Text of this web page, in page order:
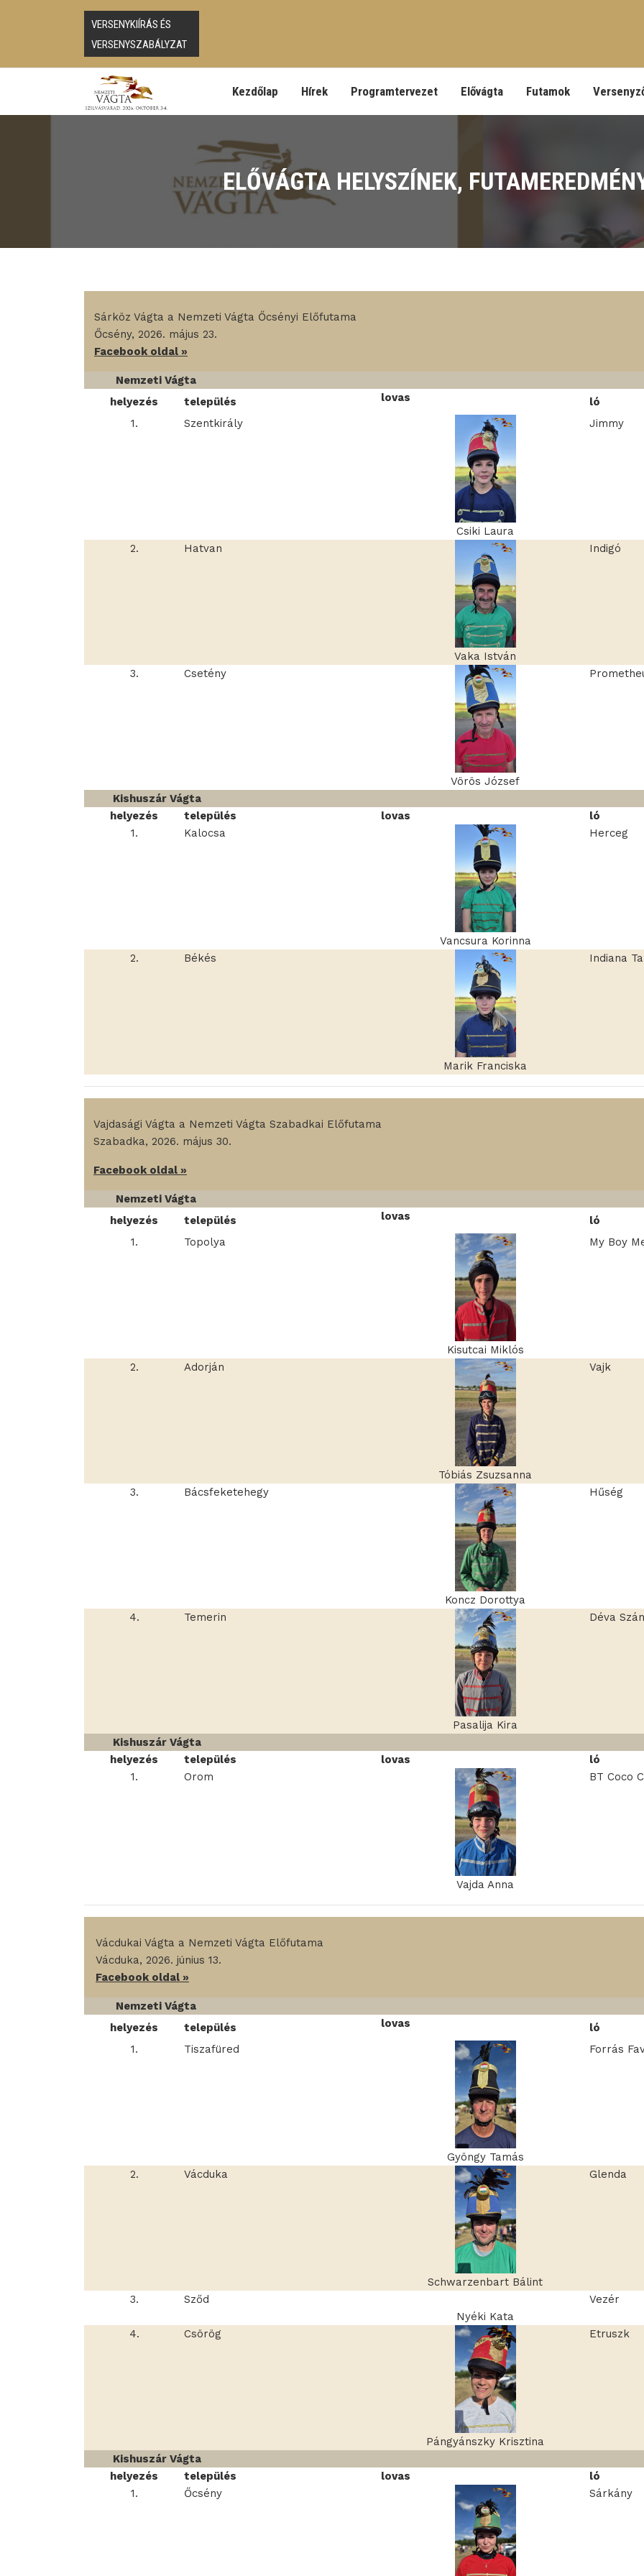
VERSENYKIÍRÁS ÉS
VERSENYSZABÁLYZAT
Kezdőlap Hírek Programtervezet Elővágta Futamok
ELŐVÁGTA HELYSZÍNEK,
Sárköz Vágta a Nemzeti Vágta Őcsényi Előfutama
Őcsény, 2026. május 23.
Facebook oldal »
Nemzeti Vágta
helyezés
település lovas
ló
1.
Szentkirály
Csiki Laura
Jimmy
2. Hatvan
Vaka István
Indigó
3. Csetény
Vörös József
Kishuszár Vágta
helyezés
település lovas
ló
1.
Kalocsa
Vancsura Korinna
Herceg
2. Békés
Marik Franciska
Indiana
Vajdasági Vágta a Nemzeti Vágta Szabadkai Előfutama
Szabadka, 2026. május 30.
Facebook oldal »
Nemzeti Vágta
helyezés
település lovas
ló
1.
Topolya
Kisutcai Miklós
My Boy
2. Adorján
Tóbiás Zsuzsanna
Vajk
3. Bácsfeketehegy
Koncz Dorottya
Hűség
4. Temerin
Pasalija Kira
Déva
Kishuszár Vágta
helyezés
település lovas
ló
1.
Orom
Vajda Anna
BT Coco
Vácdukai Vágta a Nemzeti Vágta Előfutama
Vácduka, 2026. június 13.
Facebook oldal »
Nemzeti Vágta
helyezés
település lovas
ló
1.
Tiszafüred
Gyöngy Tamás
Forrás
2. Vácduka
Schwarzenbart Bálint
Glenda
3.
Sződ
Nyéki Kata
Vezér
4. Csörög
Pángyánszky Krisztina
Etruszk
Kishuszár Vágta
helyezés
település lovas
ló
1.
Őcsény Sárkány